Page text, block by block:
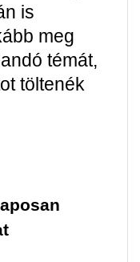
is
meg
témát,
töltenék